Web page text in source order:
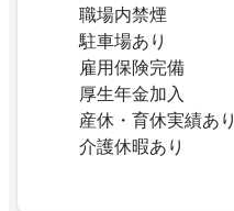
職場内禁煙
駐車場あり
雇用保険完備
厚生年金加入
産休・育休実績あり
介護休暇あり